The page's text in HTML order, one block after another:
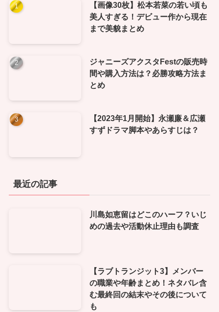
【画像30枚】松本若菜の若い頃も
美人すぎる！デビュー作から現在
まで美貌まとめ
ジャニーズアクスタFestの販売時
間や購入方法は？必勝攻略方法ま
とめ
【2023年1月開始】永瀬廉＆広瀬
すずドラマ脚本やあらすじは？
最近の記事
川島如恵留はどこのハーフ？いじ
めの過去や活動休止理由も調査
【ラブトランジット3】メンバー
の職業や年齢まとめ！ネタバレ含
む最終回の結末やその後について
も